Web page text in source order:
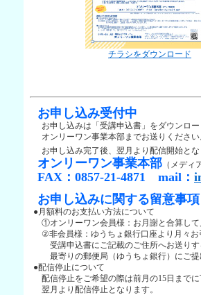
チラシをダウンロード
お申し込み受付中
お申し込みは「受講申込書」をダウンロー
オンリーワン事業本部までお送りください
お申し込み完了後、翌月より配信開始とな
オンリーワン事業本部 （メディ
FAX：0857-21-4871 mail：
お申し込みに関する留意事項
●月額料のお支払い方法について
①オンリーワン会員様：お月謝と合算して
②非会員様：ゆうちょ銀行口座より月々お
受講申込書にご記載のご住所へお送りす
最寄りの郵便局（ゆうちょ銀行）にご提
●配信停止について
配信停止をご希望の際は前月の15日までに
翌月より配信停止となります。